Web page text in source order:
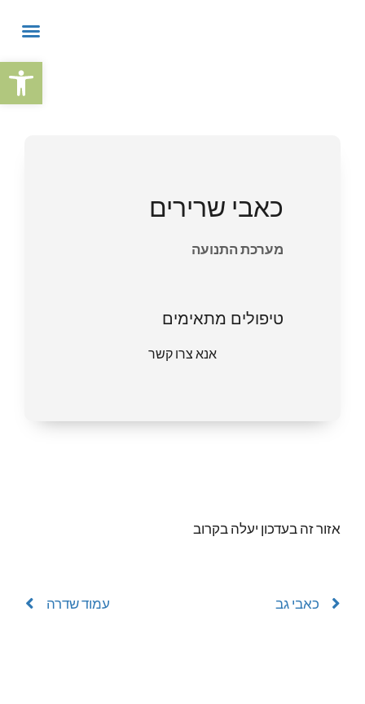
כאבי שרירים
מערכת התנועה
טיפולים מתאימים
אנא צרו קשר
אזור זה בעדכון יעלה בקרוב
כאבי גב עמוד שדרה